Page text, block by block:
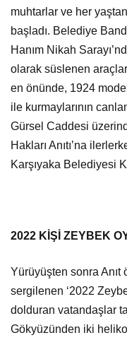
muhtarlar ve her
başladı. Belediye
Hanım Nikah
olarak süslenen
en önünde, 1924
ile kurmaylarının
Gürsel Caddesi
Hakları Anıtı’na
Karşıyaka Belediyesi
2022 KİŞİ ZEYBEK
Yürüyüşten sonra Anıt
sergilenen ‘2022
dolduran vatandaşlar
Gökyüzünden iki